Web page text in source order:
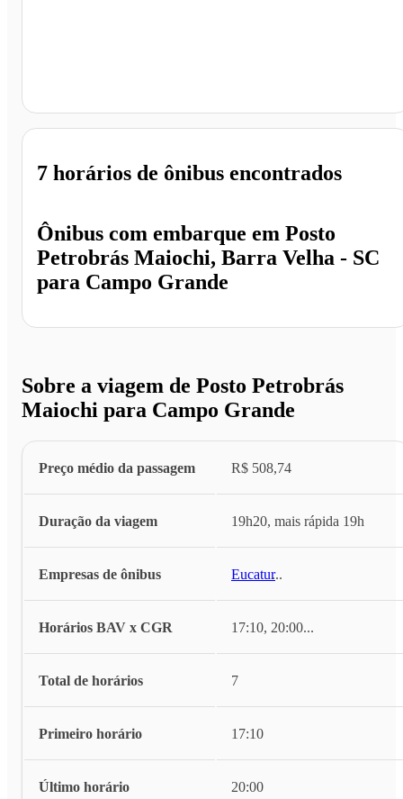
Ônibus com embarque em Posto
Petrobrás Maiochi, Barra Velha - SC
para Campo Grande
7 horários de ônibus encontrados
Sobre a viagem de Posto Petrobrás
Maiochi para Campo Grande
Preço médio da passagem R$ 508,74
Duração da viagem 19h20, mais rápida 19h
Empresas de ônibus Eucatur...
Horários BAV x CGR 17:10, 20:00...
Total de horários 7
Primeiro horário 17:10
Último horário 20:00